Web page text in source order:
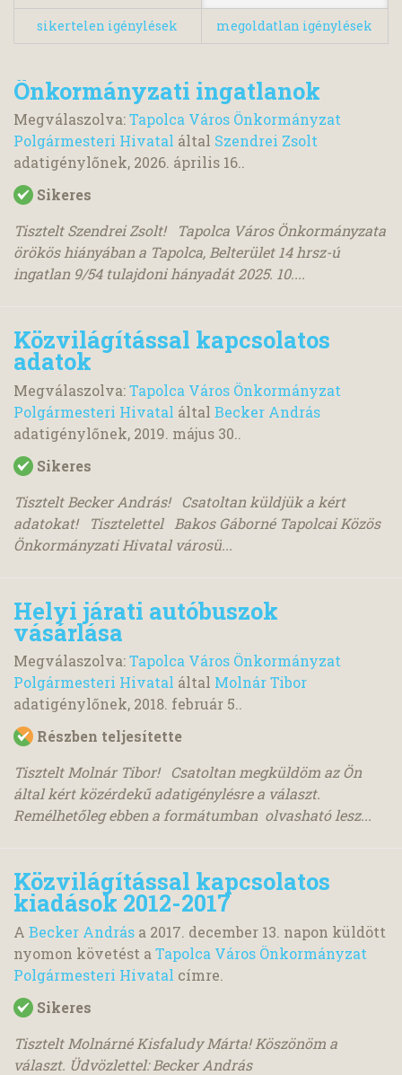
sikertelen igénylések megoldatlan igénylések
Önkormányzati ingatlanok
Megválaszolva:Tapolca Város Önkormányzat
Polgármesteri Hivatal által Szendrei Zsolt
adatigénylőnek, 2026. április 16..
Sikeres
Tisztelt Szendrei Zsolt! Tapolca Város Önkormányzata
örökös hiányában a Tapolca, Belterület 14 hrsz-ú
ingatlan 9/54 tulajdoni hányadát 2025. 10....
Közvilágítással kapcsolatos
adatok
Megválaszolva:Tapolca Város Önkormányzat
Polgármesteri Hivatal által Becker András
adatigénylőnek, 2019. május 30..
Sikeres
Tisztelt Becker András! Csatoltan küldjük a kért
adatokat! Tisztelettel Bakos Gáborné Tapolcai Közös
Önkormányzati Hivatal városü...
Helyi járati autóbuszok
vásárlása
Megválaszolva:Tapolca Város Önkormányzat
Polgármesteri Hivatal által Molnár Tibor
adatigénylőnek, 2018. február 5..
Részben teljesítette
Tisztelt Molnár Tibor! Csatoltan megküldöm az Ön
által kért közérdekű adatigénylésre a választ.
Remélhetőleg ebben a formátumban olvasható lesz...
Közvilágítással kapcsolatos
kiadások 2012-2017
A Becker András a 2017. december 13. napon küldött
nyomon követést a Tapolca Város Önkormányzat
Polgármesteri Hivatal címre.
Sikeres
Tisztelt Molnárné Kisfaludy Márta! Köszönöm a
választ. Üdvözlettel: Becker András